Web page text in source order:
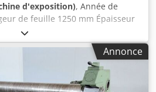
d'exposition), Année de
de feuille 1250 mm Épaisseur
du rouleau 1270 mm
75,0 mm Puissance moteur 1,5
L-L-H 1730 x 700 x 1160 mm
NEUVE pas encore utilisé (!!)
Équipement: - Cintreuse ronde à
Annonce